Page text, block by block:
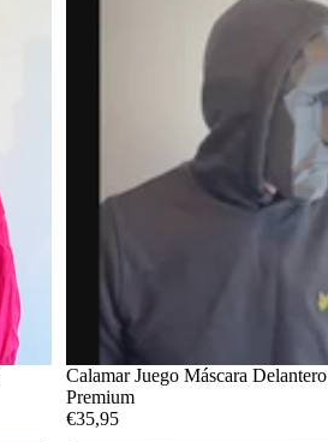
Calamar Juego Máscara
Premium
€35,95